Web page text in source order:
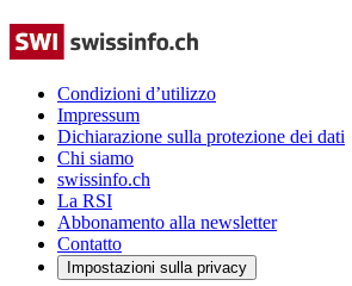
Condizioni d’utilizzo
Impressum
Dichiarazione sulla protezione dei dati
Chi siamo
swissinfo.ch
La RSI
Abbonamento alla newsletter
Contatto
Impostazioni sulla privacy